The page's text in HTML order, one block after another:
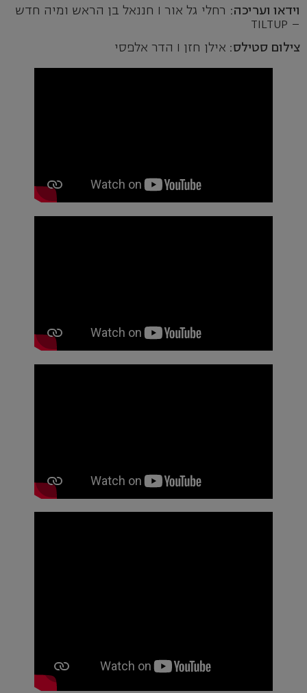
וידאו ועריכה:
רחלי גל אור I חננאל בן הראש ומיה חדש
– TILTUP
צילום סטילס: אילן חזן I הדר אלפסי